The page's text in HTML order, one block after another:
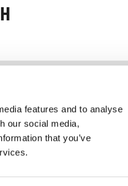
features and to analyse
our social media,
that you’ve